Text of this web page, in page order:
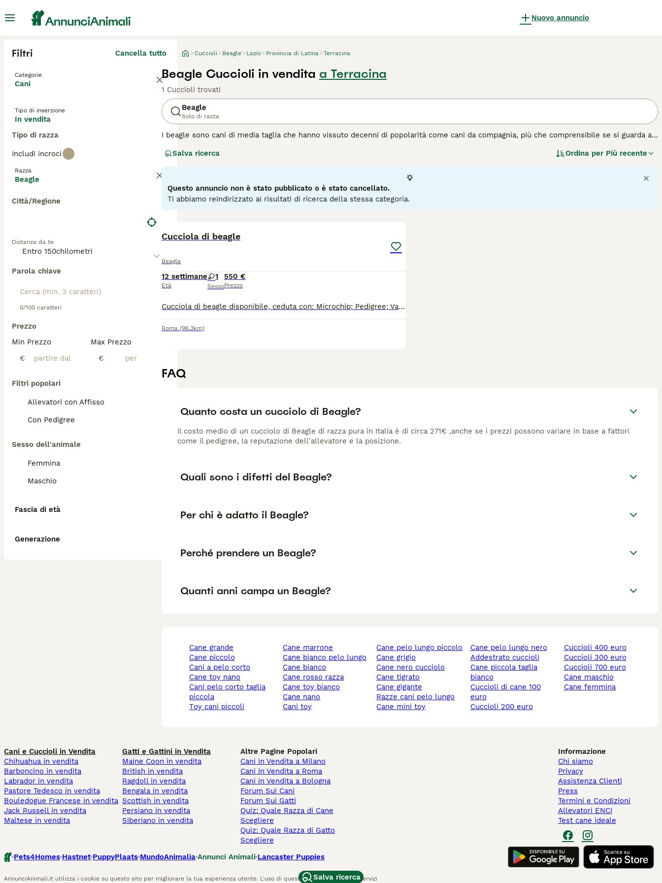
Nuovo annuncio
Filtri Cancella tutto
Categorie
Cani
Tipo di inserzione
In vendita
Tipo di razza
Includi incroci
Razza
Beagle
Città/Regione
Distanza da te
Parola chiave
0/100 caratteri
Prezzo
Min Prezzo
€
Max Prezzo
€
Filtri popolari
Allevatori con Affisso
Con Pedigree
Sesso dell'animale
Femmina
Maschio
Fascia di età
Generazione
Cuccioli Beagle Lazio Provincia di Latina Terracina
Beagle Cuccioli in vendita a Terracina
1 Cuccioli trovati
Beagle
Solo di razza
I beagle sono cani di media taglia che hanno vissuto decenni di popolarità come cani da compagnia, più che comprensibile se si guarda a
spettatori che i giudici. Anche se mantengono un forte istinto di caccia, i beagle sono noti per essere rilassati e felici anche in un
che prendere parte a tutto ciò che accade in una famiglia, della quale diventano rapidamente membri preziosi.
Leggi la nostra pagina di consigli sul Beagle per informazioni su questa razza di cane.
Salva ricerca Ordina per Più recente
Questo annuncio non è stato pubblicato o è stato cancellato.
Ti abbiamo reindirizzato ai risultati di ricerca della stessa categoria.
Cucciola di beagle
Beagle
12 settimane
Età
1
Sesso
550 €
Prezzo
Cucciola di beagle disponibile, ceduta con: Microchip; Pedigree; Vaccinazioni; Trattamento vermi e pulci. Contattare numero: 3480590047
Roma (96.3km)
FAQ
Quanto costa un cucciolo di Beagle?
Il costo medio di un cucciolo di Beagle di razza pura in Italia è di circa 271€ ,anche se i prezzi possono variare in base a fattori
come il pedigree, la reputazione dell'allevatore e la posizione.
Quali sono i difetti del Beagle?
Per chi è adatto il Beagle?
Perché prendere un Beagle?
Quanti anni campa un Beagle?
cane grande
cane piccolo
cani a pelo corto
cane toy nano
cani pelo corto taglia
piccola
toy cani piccoli
cane marrone
cane bianco pelo lungo
cane bianco
cane rosso razza
cane toy bianco
cane nano
cani toy
cane pelo lungo piccolo
cane grigio
cane nero cucciolo
cane tigrato
cane gigante
razze cani pelo lungo
cane mini toy
cane pelo lungo nero
addestrato cuccioli
cane piccola taglia
bianco
cuccioli di cane 100
euro
cuccioli 200 euro
cuccioli 400 euro
cuccioli 300 euro
cuccioli 700 euro
cane maschio
cane femmina
Salva ricerca
Cani e Cuccioli in Vendita
Chihuahua in vendita
Barboncino in vendita
Labrador in vendita
Pastore Tedesco in vendita
Bouledogue Francese in vendita
Jack Russell in vendita
Maltese in vendita
Gatti e Gattini in Vendita
Maine Coon in vendita
British in vendita
Ragdoll in vendita
Bengala in vendita
Scottish in vendita
Persiano in vendita
Siberiano in vendita
Altre Pagine Popolari
Cani in Vendita a Milano
Cani in Vendita a Roma
Cani in Vendita a Bologna
Forum Sui Cani
Forum Sui Gatti
Quiz: Quale Razza di Cane
Scegliere
Quiz: Quale Razza di Gatto
Scegliere
Informazione
Chi siamo
Privacy
Assistenza Clienti
Press
Termini e Condizioni
Allevatori ENCI
Test cane ideale
Pets4Homes Hastnet PuppyPlaats MundoAnimalia Annunci Animali Lancaster Puppies
AnnunciAnimali.it utilizza i cookie su questo sito per migliorare la tua esperienza utente. L'uso di questo sito Web e di altri servizi